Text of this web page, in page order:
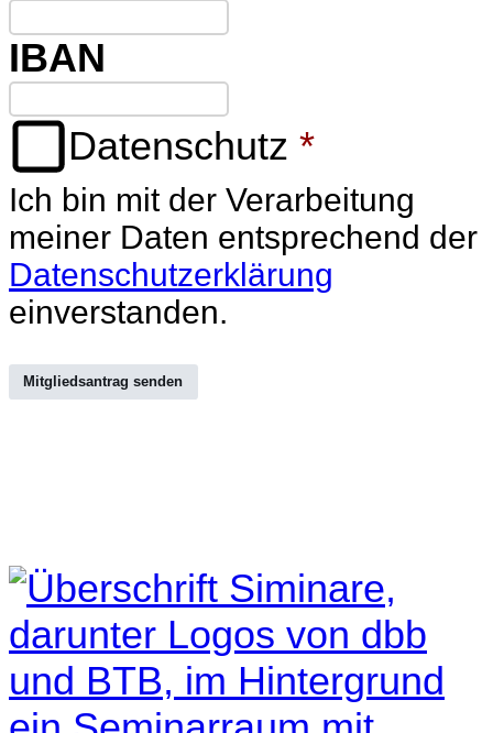
IBAN
Datenschutz *
Ich bin mit der Verarbeitung
meiner Daten entsprechend der
Datenschutzerklärung
einverstanden.
Mitgliedsantrag senden